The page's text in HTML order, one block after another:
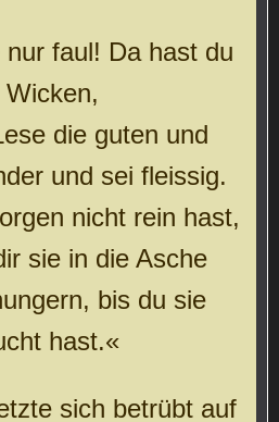
faul! Da hast du
die guten und
und sei fleissig.
nicht rein hast,
sie in die Asche
bis du sie
hast.«
sich betrübt auf